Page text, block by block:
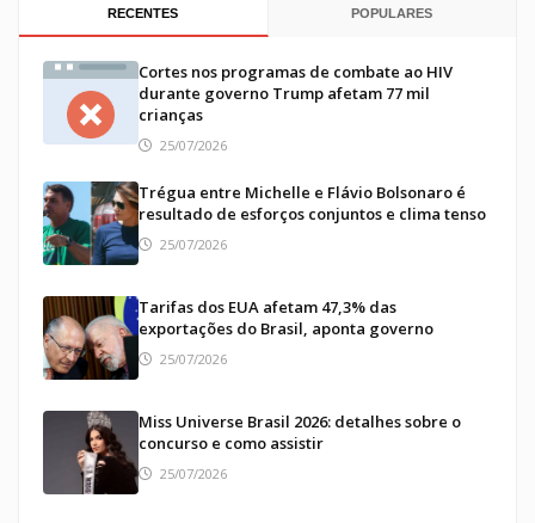
RECENTES POPULARES
Cortes nos programas de combate ao HIV
durante governo Trump afetam 77 mil
crianças
25/07/2026
Trégua entre Michelle e Flávio Bolsonaro é
resultado de esforços conjuntos e clima tenso
25/07/2026
Tarifas dos EUA afetam 47,3% das
exportações do Brasil, aponta governo
25/07/2026
Miss Universe Brasil 2026: detalhes sobre o
concurso e como assistir
25/07/2026